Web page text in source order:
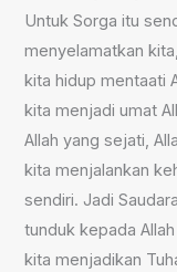
Untuk Sorga itu
menyelamatkan
kita hidup mentaati
kita menjadi umat
Allah yang sejati,
kita menjalankan
sendiri. Jadi
tunduk kepada
kita menjadikan